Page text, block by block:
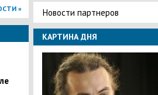
»
Новости партнеров
КАРТИНА ДНЯ